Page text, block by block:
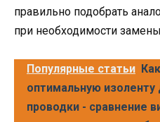
правильно подобрать
при необходимости
Популярные статьи
оптимальную изоленту
проводки - сравнение